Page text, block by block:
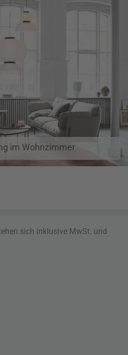
im Wohnzimmer
sich inklusive MwSt. und